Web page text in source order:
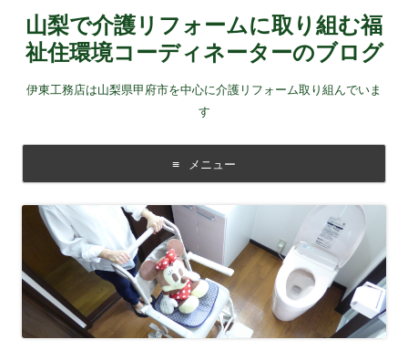
山梨で介護リフォームに取り組む福
祉住環境コーディネーターのブログ
伊東工務店は山梨県甲府市を中心に介護リフォーム取り組んでいま
す
メニュー
コンテンツに移動する